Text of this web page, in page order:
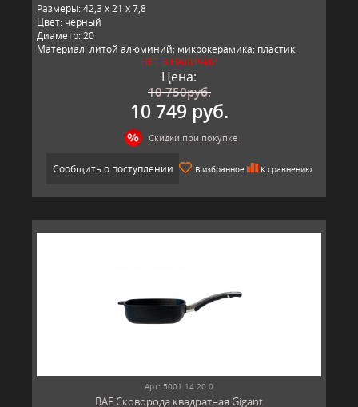
Размеры: 42,3 x 21 x 7,8
Цвет: черный
Диаметр: 20
Материал: литой алюминий; микрокерамика; пластик
Производитель: BAF, Германия
НЕТ В НАЛИЧИИ
Цена:
10 750руб.
10 749 руб.
Скидки при покупке
Сообщить о поступлении В избранное К сравнению
Арт: 5001 14 20 0
BAF Сковорода квадратная Gigant